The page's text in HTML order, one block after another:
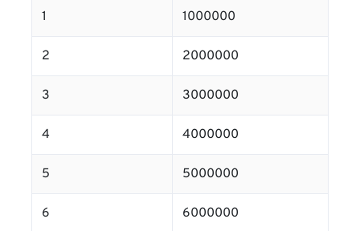
1 1000000
2 2000000
3 3000000
4 4000000
5 5000000
6 6000000